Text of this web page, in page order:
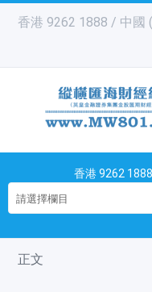
香港 9262 1888 / 中國
香港 9262
正文